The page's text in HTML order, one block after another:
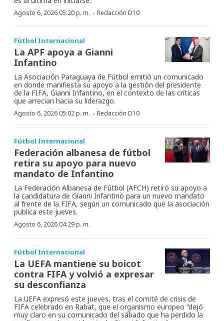
Agosto 6, 2026 05:20 p. m. · Redacción D10
Fútbol Internacional
La APF apoya a Gianni
Infantino
La Asociación Paraguaya de Fútbol emitió un comunicado
en donde manifiesta su apoyo a la gestión del presidente
de la FIFA, Gianni Infantino, en el contexto de las críticas
que arrecian hacia su liderazgo.
Agosto 6, 2026 05:02 p. m. · Redacción D10
Fútbol Internacional
Federación albanesa de fútbol
retira su apoyo para nuevo
mandato de Infantino
La Federación Albanesa de Fútbol (AFCH) retiró su apoyo a
la candidatura de Gianni Infantino para un nuevo mandato
al frente de la FIFA, según un comunicado que la asociación
publica este jueves.
Agosto 6, 2026 04:29 p. m.
Fútbol Internacional
La UEFA mantiene su boicot
contra FIFA y volvió a expresar
su desconfianza
La UEFA expresó este jueves, tras el comité de crisis de
FIFA celebrado en Rabat, que el organismo europeo “dejó
muy claro en su comunicado del sábado que ha perdido la